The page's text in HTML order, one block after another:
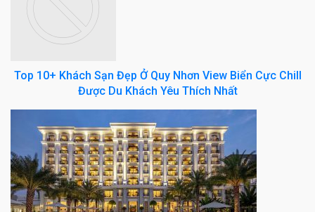
Top 10+ Khách Sạn Đẹp Ở Quy Nhơn View Biển Cực Chill
Được Du Khách Yêu Thích Nhất